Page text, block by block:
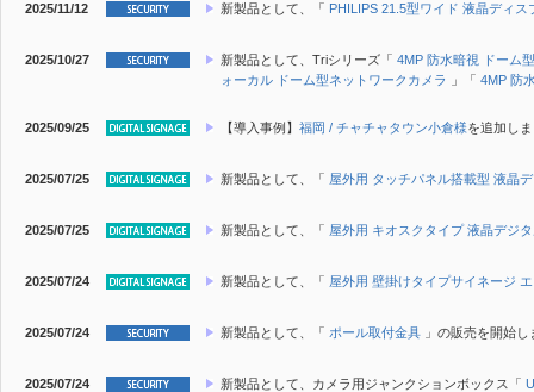
2025/11/12 新製品として、「 PHILIPS 21.5型ワイド 液晶ディス
2025/10/27 新製品として、Triシリーズ「 4MP 防水暗視 ドーム
ォーカル ドーム型ネットワークカメラ
」「 4MP 防
2025/09/25 【導入事例】 福岡 / チャチャタウン小倉様を追加し
2025/07/25 新製品として、「 屋外用 タッチパネル搭載型 液晶
2025/07/25 新製品として、「 屋外用 キオスクタイプ 液晶デジ
2025/07/24 新製品として、「 屋外用 壁掛けタイプサイネージ
2025/07/24 新製品として、「 ポール取付金具 」の販売を開始し
2025/07/24 新製品として、カメラ用ジャンクションボックス「